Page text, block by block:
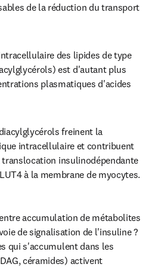
de la réduction du transport
des lipides de type
est d'autant plus
plasmatiques d'acides
freinent la
intracellulaire et contribuent
insulinodépendante
à la membrane de myocytes.
accumulation de métabolites
de signalisation de l'insuline ?
qui s'accumulent dans les
céramides) activent